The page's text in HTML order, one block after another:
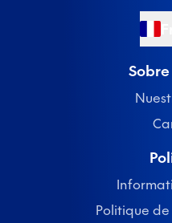
Politique